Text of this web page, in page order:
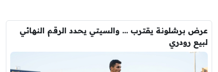
عرض برشلونة يقترب … والسيتي يحدد الرقم النهائي
لبيع رودري